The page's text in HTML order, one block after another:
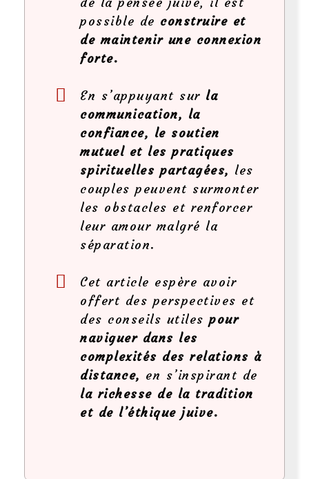
possible de construire et
de maintenir une connexion
forte.
En s’appuyant sur la
communication, la
confiance, le soutien
mutuel et les pratiques
spirituelles partagées, les
couples peuvent surmonter
les obstacles et renforcer
leur amour malgré la
séparation.
Cet article espère avoir
offert des perspectives et
des conseils utiles pour
naviguer dans les
complexités des relations à
distance, en s’inspirant de
la richesse de la tradition
et de l’éthique juive.